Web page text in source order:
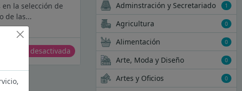
la selección de
de las...
Oferta desactivada
Adminstración y Secretariado 1
Agricultura 0
Alimentación 0
Arte, Moda y Diseño 0
Artes y Oficios 0